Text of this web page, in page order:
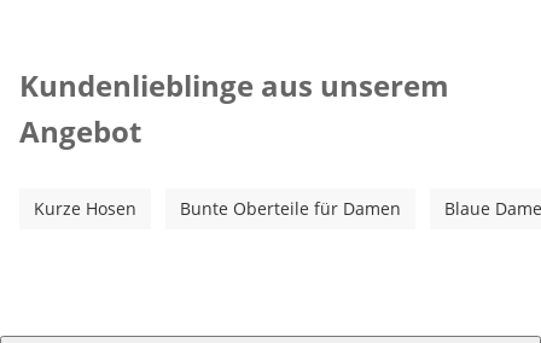
Kundenlieblinge aus unserem
Angebot
Kurze Hosen Bunte Oberteile für Damen Blaue